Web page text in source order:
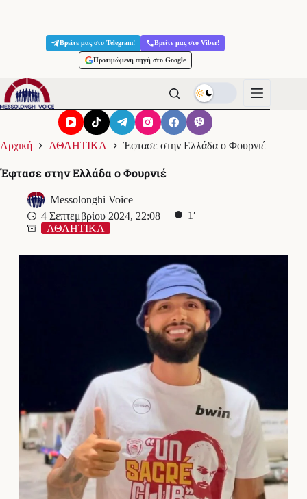
Βρείτε μας στο Telegram! Βρείτε μας στο Viber!
Προτιμώμενη πηγή στο Google
Αρχική ΑΘΛΗΤΙΚΑ Έφτασε στην Ελλάδα ο Φουρνιέ
Έφτασε στην Ελλάδα ο Φουρνιέ
Messolonghi Voice
4 Σεπτεμβρίου 2024, 22:08
1′
ΑΘΛΗΤΙΚΑ